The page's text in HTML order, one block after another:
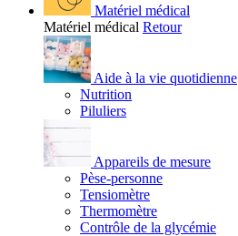
Matériel médical
Matériel médical Retour
Aide à la vie quotidienne
Nutrition
Piluliers
Appareils de mesure
Pèse-personne
Tensiomètre
Thermomètre
Contrôle de la glycémie